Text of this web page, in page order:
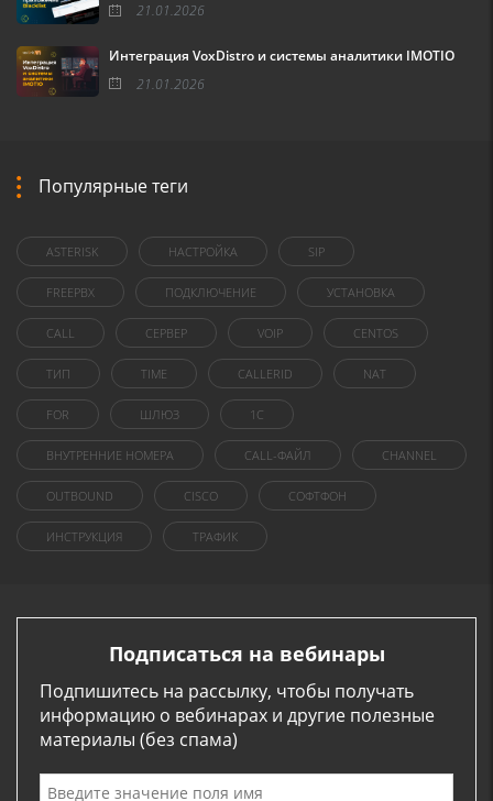
21.01.2026
Интеграция VoxDistro и системы аналитики IMOTIO
21.01.2026
Популярные теги
ASTERISK НАСТРОЙКА SIP
FREEPBX ПОДКЛЮЧЕНИЕ УСТАНОВКА
CALL СЕРВЕР VOIP CENTOS
ТИП TIME CALLERID NAT
FOR ШЛЮЗ 1C
ВНУТРЕННИЕ НОМЕРА CALL-ФАЙЛ CHANNEL
OUTBOUND CISCO СОФТФОН
ИНСТРУКЦИЯ ТРАФИК
Подписаться на вебинары
Подпишитесь на рассылку, чтобы получать
информацию о вебинарах и другие полезные
материалы (без спама)